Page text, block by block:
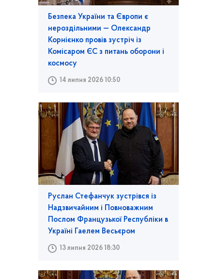
Безпека України та Європи є
нероздільними — Олександр
Корнієнко провів зустріч із
Комісаром ЄС з питань оборони і
космосу
14 липня 2026 10:50
Руслан Стефанчук зустрівся із
Надзвичайним і Повноважним
Послом Французької Республіки в
Україні Гаелем Весьєром
13 липня 2026 18:30